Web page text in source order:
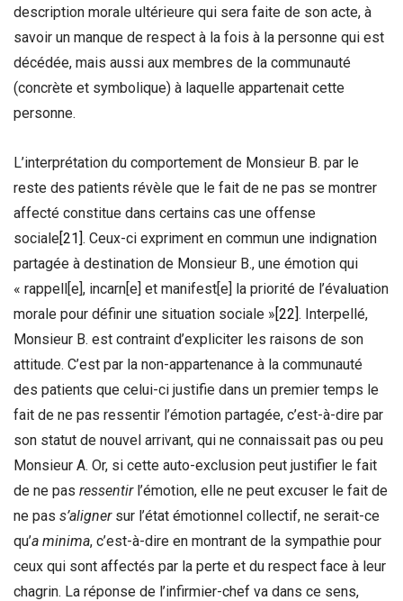
description morale ultérieure qui sera faite de son acte, à
savoir un manque de respect à la fois à la personne qui est
décédée, mais aussi aux membres de la communauté
(concrète et symbolique) à laquelle appartenait cette
personne.
L’interprétation du comportement de Monsieur B. par le
reste des patients révèle que le fait de ne pas se montrer
affecté constitue dans certains cas une offense
sociale[21]. Ceux-ci expriment en commun une indignation
partagée à destination de Monsieur B., une émotion qui
« rappell[e], incarn[e] et manifest[e] la priorité de l’évaluation
morale pour définir une situation sociale »[22]. Interpellé,
Monsieur B. est contraint d’expliciter les raisons de son
attitude. C’est par la non-appartenance à la communauté
des patients que celui-ci justifie dans un premier temps le
fait de ne pas ressentir l’émotion partagée, c’est-à-dire par
son statut de nouvel arrivant, qui ne connaissait pas ou peu
Monsieur A. Or, si cette auto-exclusion peut justifier le fait
de ne pas ressentirl’émotion, elle ne peut excuser le fait de
ne pas s’alignersur l’état émotionnel collectif, ne serait-ce
qu’a minima, c’est-à-dire en montrant de la sympathie pour
ceux qui sont affectés par la perte et du respect face à leur
chagrin. La réponse de l’infirmier-chef va dans ce sens,